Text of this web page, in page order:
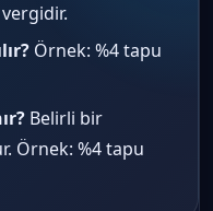
Örnek: %4 tapu
Belirli bir
Örnek: %4 tapu